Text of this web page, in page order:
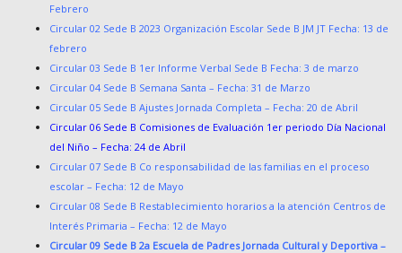
Febrero
Circular 02 Sede B 2023 Organización Escolar Sede B JM JT Fecha: 13 de
febrero
Circular 03 Sede B 1er Informe Verbal Sede B Fecha: 3 de marzo
Circular 04 Sede B Semana Santa – Fecha: 31 de Marzo
Circular 05 Sede B Ajustes Jornada Completa – Fecha: 20 de Abril
Circular 06 Sede B Comisiones de Evaluación 1er periodo Día Nacional
del Niño – Fecha: 24 de Abril
Circular 07 Sede B Co responsabilidad de las familias en el proceso
escolar – Fecha: 12 de Mayo
Circular 08 Sede B Restablecimiento horarios a la atención Centros de
Interés Primaria – Fecha: 12 de Mayo
Circular 09 Sede B 2a Escuela de Padres Jornada Cultural y Deportiva –